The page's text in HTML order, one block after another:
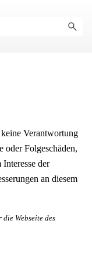
Verantwortung
oder Folgeschäden,
der
an diesem
Webseite des